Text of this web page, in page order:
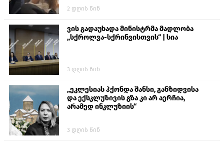
2 დღის წინ
ვის გადაუხადა მინისტრმა მადლობა
„სქროლვა-სქრინვისთვის“ | სია
3 დღის წინ
„ეკლესიას ჰქონდა შანსი, განზიდვისა
და ექსკლუზივის გზა კი არ აერჩია,
არამედ ინკლუზიის“
3 დღის წინ